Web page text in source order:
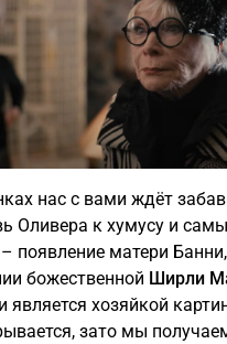
нас с вами ждёт
Оливера к хумусу и
появление матери
божественной Ширли
является хозяйкой
зато мы